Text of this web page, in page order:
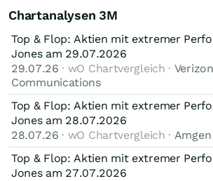
verkauf-von-unternehmensteilen-in-
Chartanalysen 3M
Top & Flop: Aktien mit extremer
Jones am 29.07.2026
29.07.26 · wO Chartvergleich · Verizon
Communications
Top & Flop: Aktien mit extremer
Jones am 28.07.2026
28.07.26 · wO Chartvergleich · Amgen
Top & Flop: Aktien mit extremer
Jones am 27.07.2026